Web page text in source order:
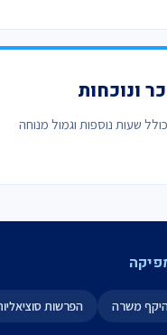
ונוכחות
שעות נוספות וגמול מנוחה
משרה הפרשות